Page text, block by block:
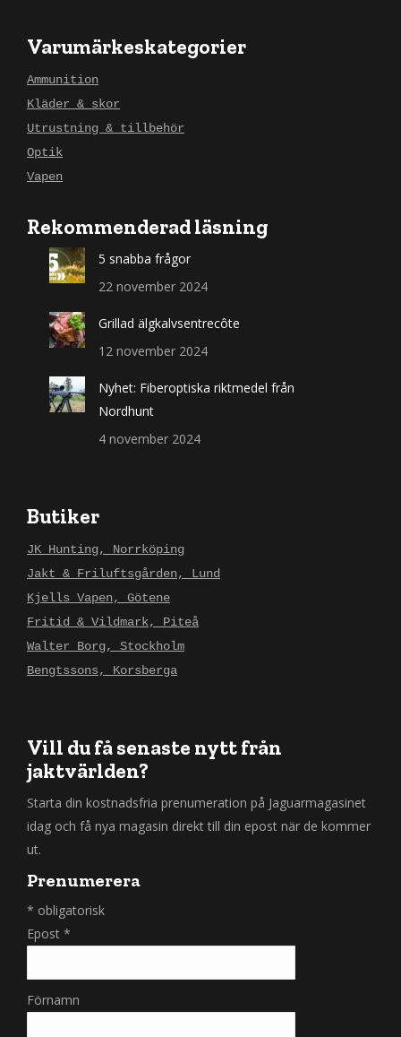
Varumärkeskategorier
Ammunition
Kläder & skor
Utrustning & tillbehör
Optik
Vapen
Rekommenderad läsning
5 snabba frågor
22 november 2024
Grillad älgkalvsentrecôte
12 november 2024
Nyhet: Fiberoptiska riktmedel från
Nordhunt
4 november 2024
Butiker
JK Hunting, Norrköping
Jakt & Friluftsgården, Lund
Kjells Vapen, Götene
Fritid & Vildmark, Piteå
Walter Borg, Stockholm
Bengtssons, Korsberga
Vill du få senaste nytt från
jaktvärlden?
Starta din kostnadsfria prenumeration på Jaguarmagasinet
idag och få nya magasin direkt till din epost när de kommer
ut.
Prenumerera
* obligatorisk
Epost *
Förnamn